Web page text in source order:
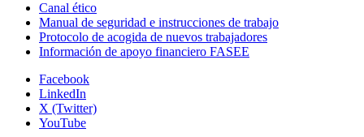
Canal ético
Manual de seguridad e instrucciones de trabajo
Protocolo de acogida de nuevos trabajadores
Información de apoyo financiero FASEE
Facebook
LinkedIn
X (Twitter)
YouTube